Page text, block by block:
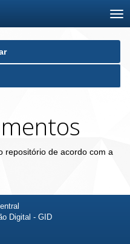
repositório de acordo com a
Digital - GID